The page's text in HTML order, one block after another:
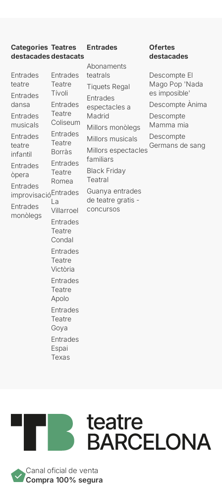
Categories
destacades
Entrades
teatre
Entrades
dansa
Entrades
musicals
Entrades
teatre
infantil
Entrades
òpera
Entrades
improvisació
Entrades
monòlegs
Teatres
destacats
Entrades
Teatre
Tívoli
Entrades
Teatre
Coliseum
Entrades
Teatre
Borràs
Entrades
Teatre
Romea
Entrades
La
Villarroel
Entrades
Teatre
Condal
Entrades
Teatre
Victòria
Entrades
Teatre
Apolo
Entrades
Teatre
Goya
Entrades
Espai
Texas
Entrades
Abonaments
teatrals
Tiquets Regal
Entrades
espectacles a
Madrid
Millors monòlegs
Millors musicals
Millors espectacles
familiars
Black Friday
Teatral
Guanya entrades
de teatre gratis -
concursos
Ofertes
destacades
Descompte El
Mago Pop 'Nada
es imposible'
Descompte Ànima
Descompte
Mamma mia
Descompte
Germans de sang
Canal oficial de venta
Compra 100% segura